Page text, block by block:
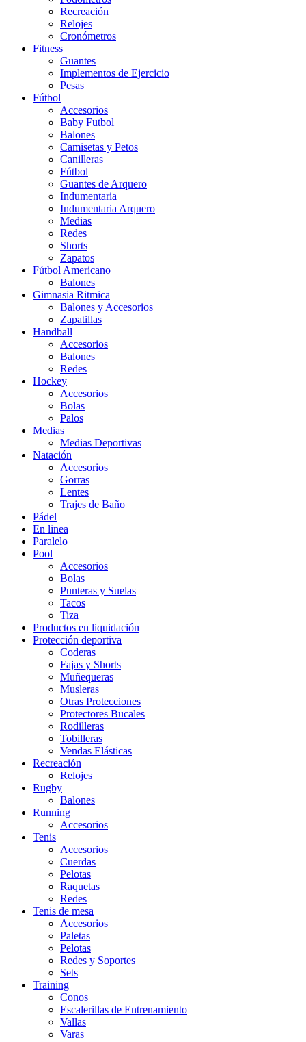
Recreación
Relojes
Cronómetros
Fitness
Guantes
Implementos de Ejercicio
Pesas
Fútbol
Accesorios
Baby Futbol
Balones
Camisetas y Petos
Canilleras
Fútbol
Guantes de Arquero
Indumentaria
Indumentaria Arquero
Medias
Redes
Shorts
Zapatos
Fútbol Americano
Balones
Gimnasia Ritmica
Balones y Accesorios
Zapatillas
Handball
Accesorios
Balones
Redes
Hockey
Accesorios
Bolas
Palos
Medias
Medias Deportivas
Natación
Accesorios
Gorras
Lentes
Trajes de Baño
Pádel
En linea
Paralelo
Pool
Accesorios
Bolas
Punteras y Suelas
Tacos
Tiza
Productos en liquidación
Protección deportiva
Coderas
Fajas y Shorts
Muñequeras
Musleras
Otras Protecciones
Protectores Bucales
Rodilleras
Tobilleras
Vendas Elásticas
Recreación
Relojes
Rugby
Balones
Running
Accesorios
Tenis
Accesorios
Cuerdas
Pelotas
Raquetas
Redes
Tenis de mesa
Accesorios
Paletas
Pelotas
Redes y Soportes
Sets
Training
Conos
Escalerillas de Entrenamiento
Vallas
Varas